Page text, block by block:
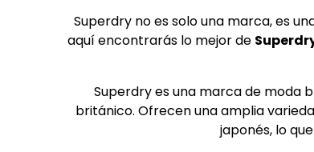
Superdry no es solo una marca, es
aquí encontrarás lo mejor de
Superdry es una marca de moda
británico. Ofrecen una amplia
japonés, lo